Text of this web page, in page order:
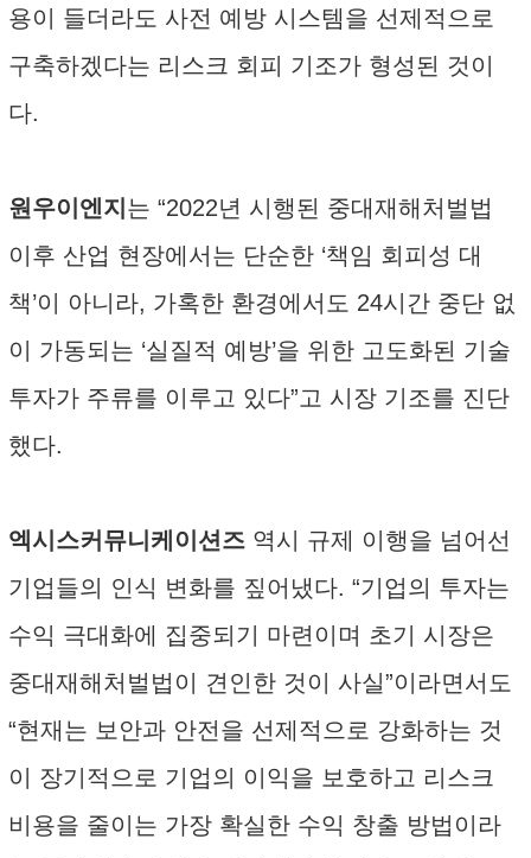
용이 들더라도 사전 예방 시스템을 선제적으로
구축하겠다는 리스크 회피 기조가 형성된 것이
다.
원우이엔지 는 “2022년 시행된 중대재해처벌법
이후 산업 현장에서는 단순한 ‘책임 회피성 대
책’이 아니라, 가혹한 환경에서도 24시간 중단 없
이 가동되는 ‘실질적 예방’을 위한 고도화된 기술
투자가 주류를 이루고 있다”고 시장 기조를 진단
했다.
엑시스커뮤니케이션즈 역시 규제 이행을 넘어선
기업들의 인식 변화를 짚어냈다. “기업의 투자는
수익 극대화에 집중되기 마련이며 초기 시장은
중대재해처벌법이 견인한 것이 사실”이라면서도
“현재는 보안과 안전을 선제적으로 강화하는 것
이 장기적으로 기업의 이익을 보호하고 리스크
비용을 줄이는 가장 확실한 수익 창출 방법이라